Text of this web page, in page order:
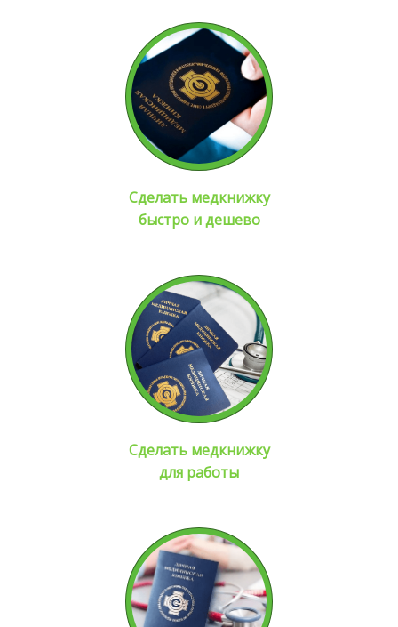
Сделать медкнижку
быстро и дешево
Сделать медкнижку
для работы